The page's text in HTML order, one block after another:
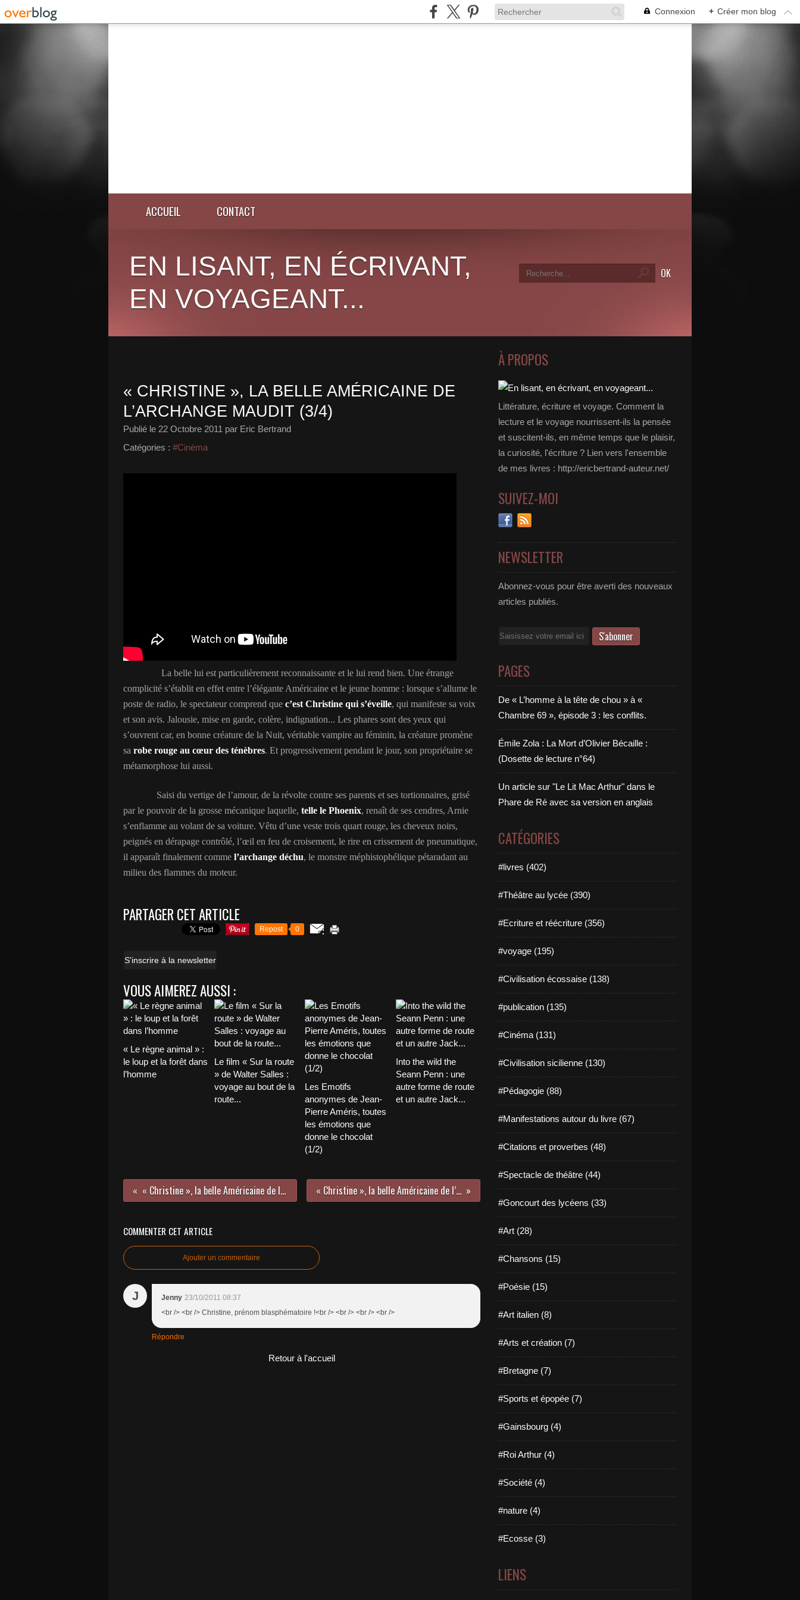
Connexion + Créer mon blog
ACCUEIL CONTACT
EN LISANT, EN ÉCRIVANT,
EN VOYAGEANT...
« CHRISTINE », LA BELLE AMÉRICAINE DE
L’ARCHANGE MAUDIT (3/4)
Publié le 22 Octobre 2011 par Eric Bertrand
Catégories : #Cinéma
La belle lui est particulièrement reconnaissante et le lui rend bien. Une étrange
complicité s’établit en effet entre l’élégante Américaine et le jeune homme : lorsque s’allume le
poste de radio, le spectateur comprend que c’est Christine qui s’éveille, qui manifeste sa voix
et son avis. Jalousie, mise en garde, colère, indignation... Les phares sont des yeux qui
s’ouvrent car, en bonne créature de la Nuit, véritable vampire au féminin, la créature promène
sa robe rouge au cœur des ténèbres. Et progressivement pendant le jour, son propriétaire se
métamorphose lui aussi.
Saisi du vertige de l’amour, de la révolte contre ses parents et ses tortionnaires, grisé
par le pouvoir de la grosse mécanique laquelle, telle le Phoenix, renaît de ses cendres, Arnie
s’enflamme au volant de sa voiture. Vêtu d’une veste trois quart rouge, les cheveux noirs,
peignés en dérapage contrôlé, l’œil en feu de croisement, le rire en crissement de pneumatique,
il apparaît finalement comme l’archange déchu, le monstre méphistophélique pétaradant au
milieu des flammes du moteur.
PARTAGER CET ARTICLE
Repost 0
S'inscrire à la newsletter
VOUS AIMEREZ AUSSI :
« Le règne animal » :
le loup et la forêt dans
l’homme
Le film « Sur la route
» de Walter Salles :
voyage au bout de la
route...
Les Emotifs
anonymes de Jean-
Pierre Améris, toutes
les émotions que
donne le chocolat
(1/2)
Into the wild the
Seann Penn : une
autre forme de route
et un autre Jack...
« Christine », la belle Américaine de l’archange maudit (2/4) « Christine », la belle Américaine de l’archange maudit (4/4)
COMMENTER CET ARTICLE
Ajouter un commentaire
J Jenny 23/10/2011 08:37
<br /> <br /> Christine, prénom blasphématoire !<br /> <br /> <br /> <br />
Répondre
Retour à l'accueil
À PROPOS
Littérature, écriture et voyage. Comment la
lecture et le voyage nourrissent-ils la pensée
et suscitent-ils, en même temps que le plaisir,
la curiosité, l'écriture ? Lien vers l'ensemble
de mes livres : http://ericbertrand-auteur.net/
SUIVEZ-MOI
NEWSLETTER
Abonnez-vous pour être averti des nouveaux
articles publiés.
Email
PAGES
De « L’homme à la tête de chou » à «
Chambre 69 », épisode 3 : les conflits.
Émile Zola : La Mort d’Olivier Bécaille :
(Dosette de lecture n°64)
Un article sur "Le Lit Mac Arthur" dans le
Phare de Ré avec sa version en anglais
CATÉGORIES
#livres (402)
#Théâtre au lycée (390)
#Ecriture et réécriture (356)
#voyage (195)
#Civilisation écossaise (138)
#publication (135)
#Cinéma (131)
#Civilisation sicilienne (130)
#Pédagogie (88)
#Manifestations autour du livre (67)
#Citations et proverbes (48)
#Spectacle de théâtre (44)
#Goncourt des lycéens (33)
#Art (28)
#Chansons (15)
#Poésie (15)
#Art italien (8)
#Arts et création (7)
#Bretagne (7)
#Sports et épopée (7)
#Gainsbourg (4)
#Roi Arthur (4)
#Société (4)
#nature (4)
#Ecosse (3)
LIENS